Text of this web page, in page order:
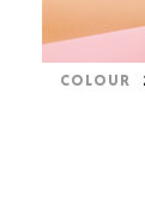
COLOUR